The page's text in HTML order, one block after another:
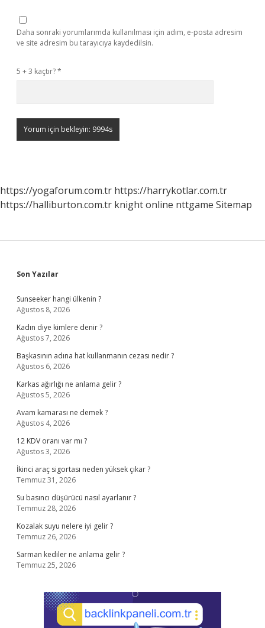
Daha sonraki yorumlarımda kullanılması için adım, e-posta adresim
ve site adresim bu tarayıcıya kaydedilsin.
5 + 3 kaçtır?*
https://yogaforum.com.tr https://harrykotlar.com.tr
https://halliburton.com.tr knight online nttgame Sitemap
Sidebar
Son Yazılar
Sunseeker hangi ülkenin ?
Ağustos 8, 2026
Kadın diye kimlere denir ?
Ağustos 7, 2026
Başkasının adına hat kullanmanın cezası nedir ?
Ağustos 6, 2026
Karkas ağırlığı ne anlama gelir ?
Ağustos 5, 2026
Avam kamarası ne demek ?
Ağustos 4, 2026
12 KDV oranı var mı ?
Ağustos 3, 2026
İkinci araç sigortası neden yüksek çıkar ?
Temmuz 31, 2026
Su basıncı düşürücü nasıl ayarlanır ?
Temmuz 28, 2026
Kozalak suyu nelere iyi gelir ?
Temmuz 26, 2026
Sarman kediler ne anlama gelir ?
Temmuz 25, 2026